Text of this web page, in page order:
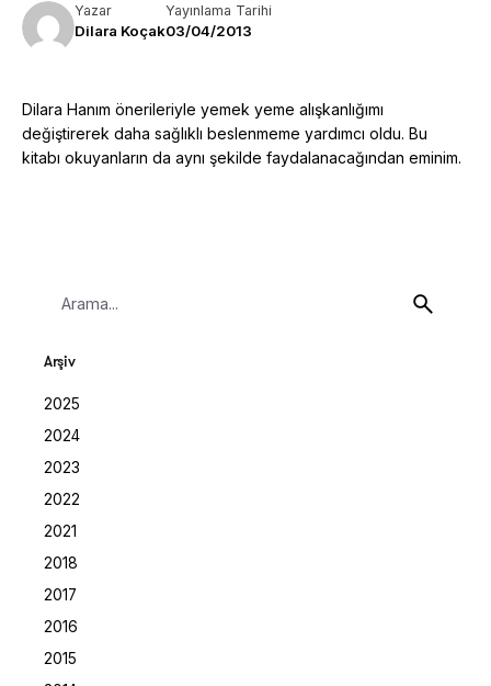
Yazar
Dilara Koçak
Yayınlama Tarihi
03/04/2013
Dilara Hanım önerileriyle yemek yeme alışkanlığımı
değiştirerek daha sağlıklı beslenmeme yardımcı oldu. Bu
kitabı okuyanların da aynı şekilde faydalanacağından eminim.
Arşiv
2025
2024
2023
2022
2021
2018
2017
2016
2015